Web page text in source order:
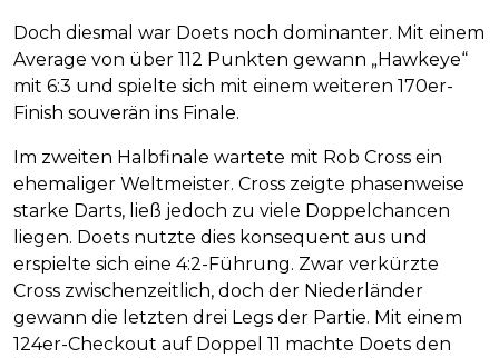
Doch diesmal war Doets noch dominanter. Mit einem
Average von über 112 Punkten gewann „Hawkeye“
mit 6:3 und spielte sich mit einem weiteren 170er-
Finish souverän ins Finale.
Im zweiten Halbfinale wartete mit Rob Cross ein
ehemaliger Weltmeister. Cross zeigte phasenweise
starke Darts, ließ jedoch zu viele Doppelchancen
liegen. Doets nutzte dies konsequent aus und
erspielte sich eine 4:2-Führung. Zwar verkürzte
Cross zwischenzeitlich, doch der Niederländer
gewann die letzten drei Legs der Partie. Mit einem
124er-Checkout auf Doppel 11 machte Doets den